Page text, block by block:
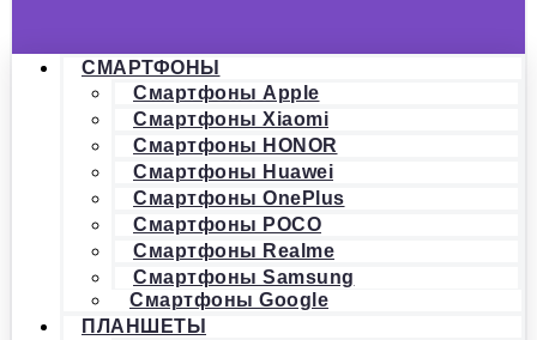
СМАРТФОНЫ
Смартфоны Apple
Смартфоны Xiaomi
Смартфоны HONOR
Смартфоны Huawei
Смартфоны OnePlus
Смартфоны POCO
Смартфоны Realme
Смартфоны Samsung
Смартфоны Google
ПЛАНШЕТЫ